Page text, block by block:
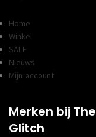
Home
Winkel
SALE
Nieuws
Mijn account
Merken bij The
Glitch